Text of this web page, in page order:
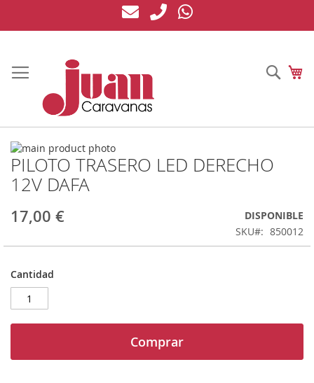
contenido
PILOTO TRASERO LED DERECHO
12V DAFA
17,00 €
DISPONIBLE
SKU
850012
Cantidad
Comprar
Saltar
al
final
de
galería
imágenes
Saltar
al
comienzo
la
de